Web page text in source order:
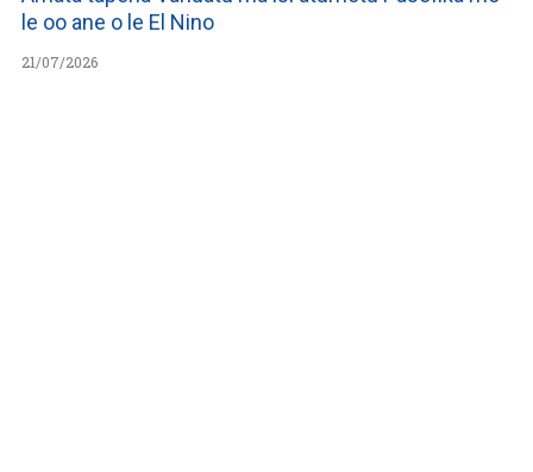
le oo ane o le El Nino
21/07/2026